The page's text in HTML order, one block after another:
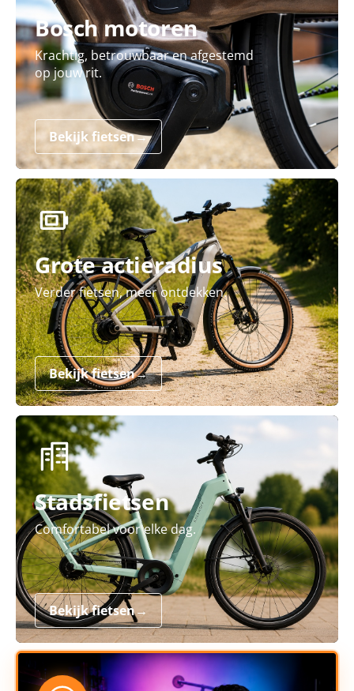
Bosch motoren
Krachtig, betrouwbaar en afgestemd
op jouw rit.
Bekijk fietsen→
Grote actieradius
Verder fietsen, meer ontdekken.
Bekijk fietsen→
Stadsfietsen
Comfortabel voor elke dag.
Bekijk fietsen→